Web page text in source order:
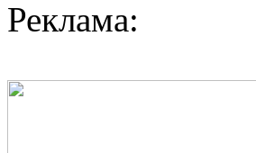
Реклама: